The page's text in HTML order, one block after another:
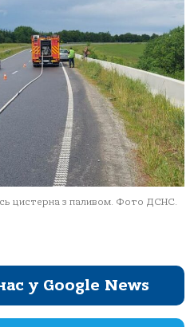
цистерна з паливом. Фото ДСНС.
у Google News